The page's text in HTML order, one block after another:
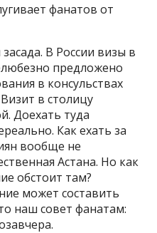
фанатов от
В России визы в
предложено
в консульствах
в столицу
Доехать туда
Как ехать за
вообще не
Астана. Но как
обстоит там?
может составить
наш совет фанатам: